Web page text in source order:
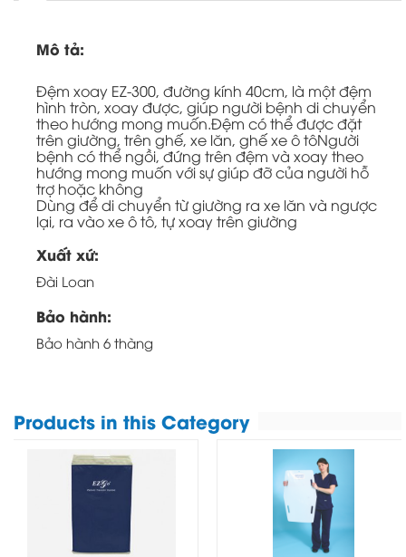
Mô tả:
Đệm xoay EZ-300, đường kính 40cm, là một đệm
hình tròn, xoay được, giúp người bệnh di chuyển
theo hướng mong muốn.Đệm có thể được đặt
trên giường, trên ghế, xe lăn, ghế xe ô tôNgười
bệnh có thể ngồi, đứng trên đệm và xoay theo
hướng mong muốn với sự giúp đỡ của người hỗ
trợ hoặc không
Dùng để di chuyển từ giường ra xe lăn và ngược
lại, ra vào xe ô tô, tự xoay trên giường
Xuất xứ:
Đài Loan
Bảo hành:
Bảo hành 6 thàng
Products in this Category